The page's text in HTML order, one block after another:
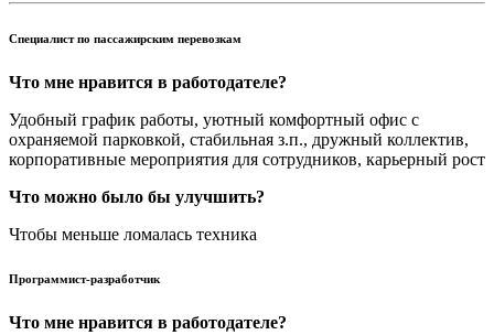
Специалист по пассажирским перевозкам
Что мне нравится в работодателе?
Удобный график работы, уютный комфортный офис с
охраняемой парковкой, стабильная з.п., дружный коллектив,
корпоративные мероприятия для сотрудников, карьерный рост
Что можно было бы улучшить?
Чтобы меньше ломалась техника
Программист-разработчик
Что мне нравится в работодателе?